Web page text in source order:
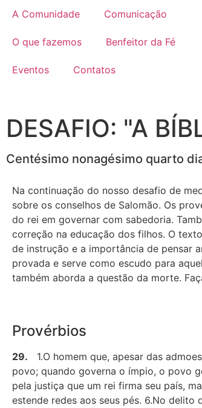
A Comunidade Comunicação
O que fazemos Benfeitor da Fé
Eventos Contatos
DESAFIO: "A
Centésimo nonagésimo quarto
Na continuação do nosso desafio de
sobre os conselhos de Salomão. Os
do rei em governar com sabedoria.
correção na educação dos filhos. O
de instrução e a importância de pensar
provada e serve como escudo para
também aborda a questão da morte.
Provérbios
29. 1.O homem que, apesar das
povo; quando governa o ímpio, o povo
pela justiça que um rei firma seu país,
estende redes aos seus pés. 6.No